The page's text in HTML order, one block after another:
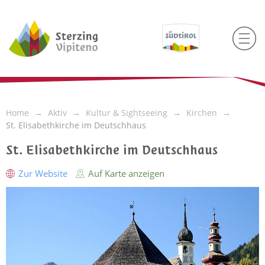
Home Aktiv Kultur & Sightseeing
Kirchen
St. Elisabethkirche im Deutschhaus
St. Elisabethkirche im Deutschhaus
Zur Website Auf Karte anzeigen